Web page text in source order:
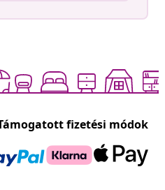
fizetési módok